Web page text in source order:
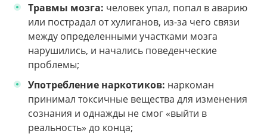
Травмы мозга: человек упал, попал в аварию
или пострадал от хулиганов, из-за чего связи
между определенными участками мозга
нарушились, и начались поведенческие
проблемы;
Употребление наркотиков: наркоман
принимал токсичные вещества для изменения
сознания и однажды не смог «выйти в
реальность» до конца;